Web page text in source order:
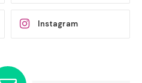
Instagram